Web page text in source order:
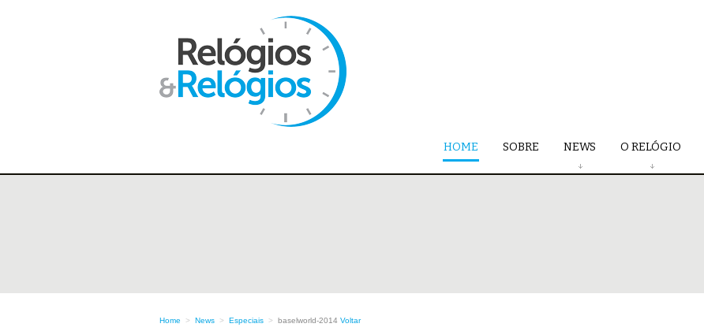
HOME SOBRE NEWS O RELÓGIO
Home > News > Especiais > baselworld-2014 Voltar